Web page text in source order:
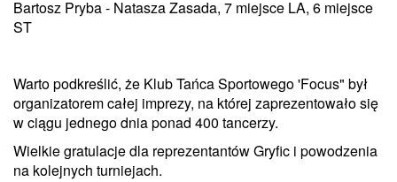
Bartosz Pryba - Natasza Zasada, 7 miejsce LA, 6 miejsce
ST
Warto podkreślić, że Klub Tańca Sportowego 'Focus" był
organizatorem całej imprezy, na której zaprezentowało się
w ciągu jednego dnia ponad 400 tancerzy.
Wielkie gratulacje dla reprezentantów Gryfic i powodzenia
na kolejnych turniejach.